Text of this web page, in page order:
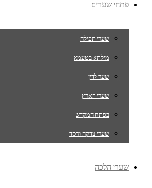
פתחי שערים
שערי תפילה
מילתא בטעמא
שער לדין
שערי הארץ
בפתח המקדש
שערי צדקה וחסד
שערי הלכה